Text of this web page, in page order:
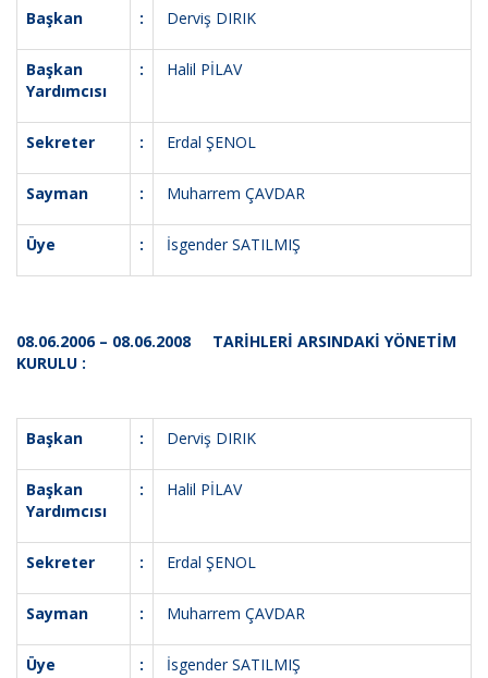
Başkan : Derviş DIRIK
Başkan
Yardımcısı
: Halil PİLAV
Sekreter : Erdal ŞENOL
Sayman : Muharrem ÇAVDAR
Üye : İsgender SATILMIŞ
08.06.2006 – 08.06.2008 TARİHLERİ ARSINDAKİ YÖNETİM
KURULU :
Başkan : Derviş DIRIK
Başkan
Yardımcısı
: Halil PİLAV
Sekreter : Erdal ŞENOL
Sayman : Muharrem ÇAVDAR
Üye : İsgender SATILMIŞ